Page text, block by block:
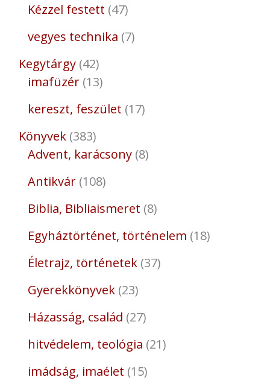
Kézzel festett 47
vegyes technika 7
Kegytárgy 42
imafüzér 13
kereszt, feszület 17
Könyvek 383
Advent, karácsony 8
Antikvár 108
Biblia, Bibliaismeret 8
Egyháztörténet, történelem 18
Életrajz, történetek 37
Gyerekkönyvek 23
Házasság, család 27
hitvédelem, teológia 21
imádság, imaélet 15